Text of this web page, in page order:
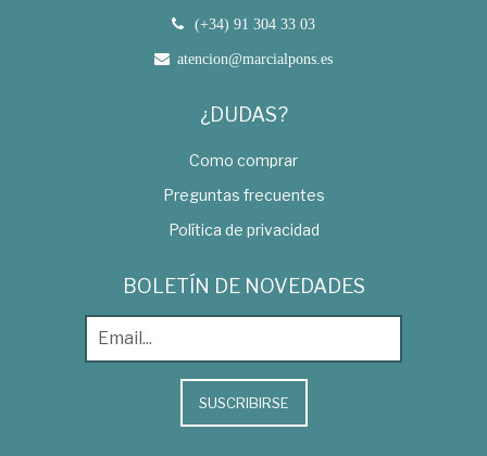
(+34) 91 304 33 03
atencion@marcialpons.es
¿DUDAS?
Como comprar
Preguntas frecuentes
Política de privacidad
BOLETÍN DE NOVEDADES
SUSCRIBIRSE